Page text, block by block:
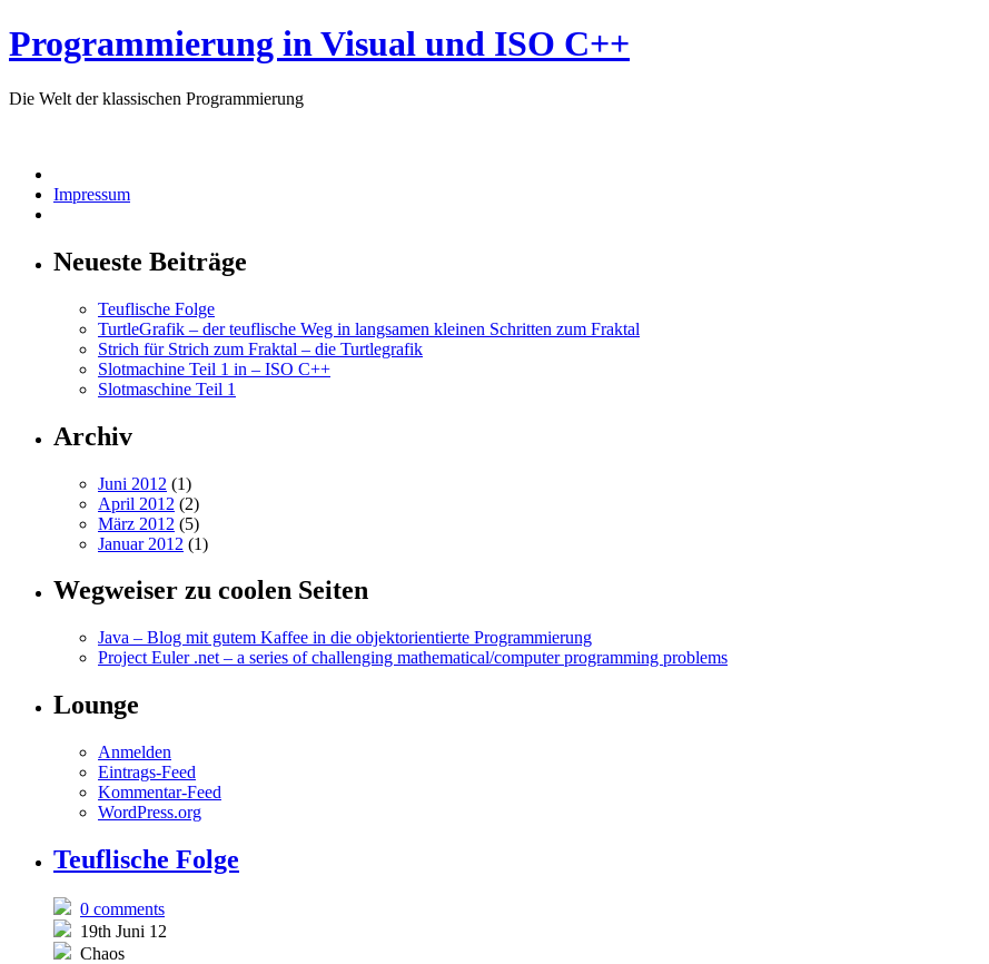
Programmierung in Visual und ISO C++
Die Welt der klassischen Programmierung
Impressum
Neueste Beiträge
Teuflische Folge
TurtleGrafik – der teuflische Weg in langsamen kleinen Schritten zum Fraktal
Strich für Strich zum Fraktal – die Turtlegrafik
Slotmachine Teil 1 in – ISO C++
Slotmaschine Teil 1
Archiv
Juni 2012 (1)
April 2012 (2)
März 2012 (5)
Januar 2012 (1)
Wegweiser zu coolen Seiten
Java – Blog mit gutem Kaffee in die objektorientierte Programmierung
Project Euler .net – a series of challenging mathematical/computer programming problems
Lounge
Anmelden
Eintrags-Feed
Kommentar-Feed
WordPress.org
Teuflische Folge
0 comments
19th Juni 12
Chaos